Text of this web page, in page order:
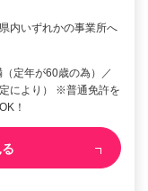
内いずれかの事業所へ
定年が60歳の為）／
により） ※普通免許を
！